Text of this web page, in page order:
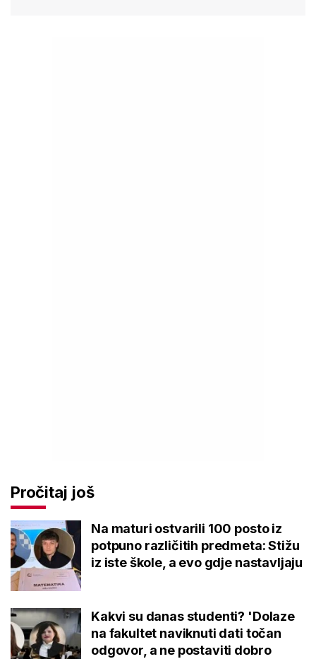
Pročitaj još
Na maturi ostvarili 100 posto iz
potpuno različitih predmeta: Stižu
iz iste škole, a evo gdje nastavljaju
Kakvi su danas studenti? 'Dolaze
na fakultet naviknuti dati točan
odgovor, a ne postaviti dobro